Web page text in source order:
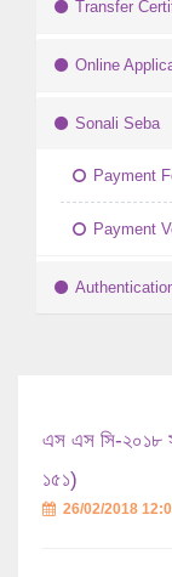
Transfer
Online
Sonali Seba
Payment
Payment
এস এস সি-২০১৮
১৫১)
26/02/2018